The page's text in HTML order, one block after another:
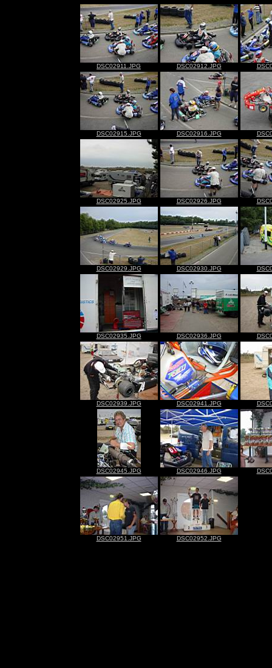
DSC02911.JPG DSC02912.JPG
DSC02915.JPG DSC02916.JPG
DSC02925.JPG DSC02926.JPG
DSC02929.JPG DSC02930.JPG
DSC02935.JPG DSC02936.JPG
DSC02939.JPG DSC02941.JPG
DSC02945.JPG DSC02946.JPG
DSC02951.JPG DSC02952.JPG